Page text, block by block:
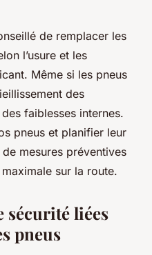
de remplacer les
l’usure et les
Même si les pneus
des
faiblesses internes.
pneus et planifier leur
mesures préventives
sur la route.
sécurité liées
pneus